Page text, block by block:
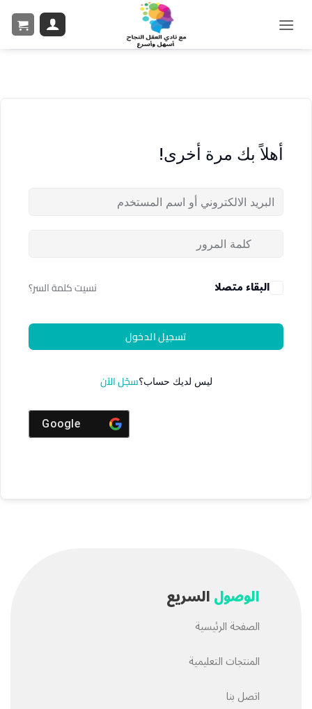
أهلاً بك مرة أخرى!
البقاء متصلا نسيت كلمة السر؟
تسجيل الدخول
ليس لديك حساب؟سجّل الآن
Google
الوصولالسريع
الصفحة الرئيسية
المنتجات التعليمية
اتصل بنا